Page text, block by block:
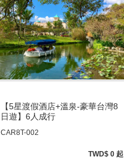
【5星渡假酒店+溫泉-豪華台灣8
日遊】6人成行
CAR8T-002
TWD$ 0 起